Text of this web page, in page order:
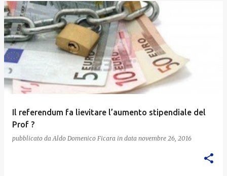
Il referendum fa lievitare l’aumento stipendiale del
Prof ?
pubblicato da Aldo Domenico Ficara in data novembre 26, 2016